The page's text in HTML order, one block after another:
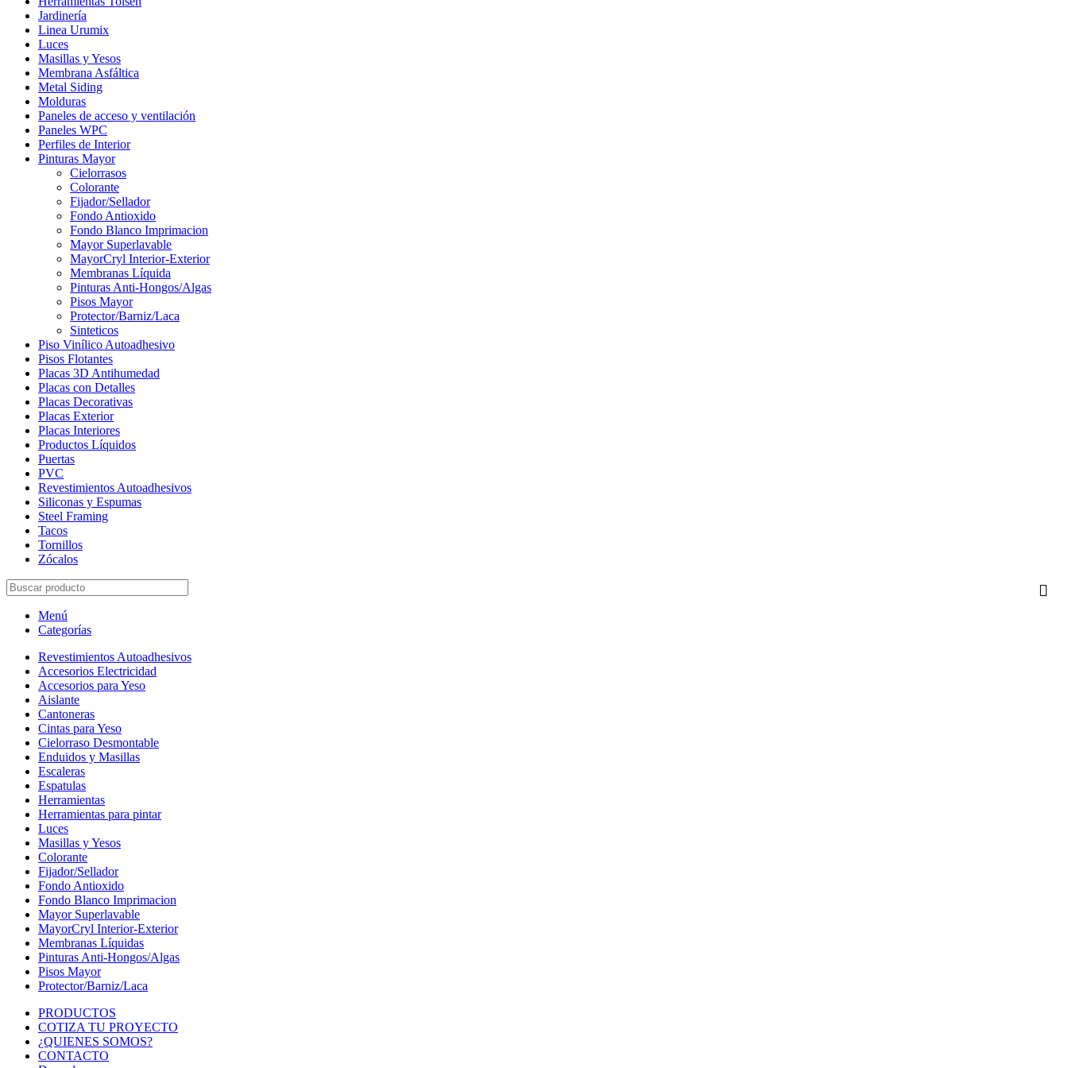
Jardinería
Linea Urumix
Luces
Masillas y Yesos
Membrana Asfáltica
Metal Siding
Molduras
Paneles de acceso y ventilación
Paneles WPC
Perfiles de Interior
Pinturas Mayor
Cielorrasos
Colorante
Fijador/Sellador
Fondo Antioxido
Fondo Blanco Imprimacion
Mayor Superlavable
MayorCryl Interior-Exterior
Membranas Líquida
Pinturas Anti-Hongos/Algas
Pisos Mayor
Protector/Barniz/Laca
Sinteticos
Piso Vinílico Autoadhesivo
Pisos Flotantes
Placas 3D Antihumedad
Placas con Detalles
Placas Decorativas
Placas Exterior
Placas Interiores
Productos Líquidos
Puertas
PVC
Revestimientos Autoadhesivos
Siliconas y Espumas
Steel Framing
Tacos
Tornillos
Zócalos
Menú
Categorías
Revestimientos Autoadhesivos
Accesorios Electricidad
Accesorios para Yeso
Aislante
Cantoneras
Cintas para Yeso
Cielorraso Desmontable
Enduidos y Masillas
Escaleras
Espatulas
Herramientas
Herramientas para pintar
Luces
Masillas y Yesos
Colorante
Fijador/Sellador
Fondo Antioxido
Fondo Blanco Imprimacion
Mayor Superlavable
MayorCryl Interior-Exterior
Membranas Líquidas
Pinturas Anti-Hongos/Algas
Pisos Mayor
Protector/Barniz/Laca
PRODUCTOS
COTIZA TU PROYECTO
¿QUIENES SOMOS?
CONTACTO